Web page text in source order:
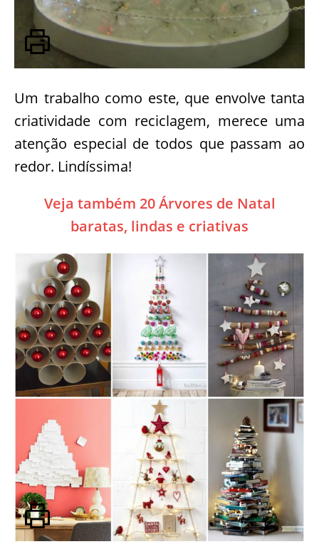
Um trabalho como este, que envolve tanta
criatividade com reciclagem, merece uma
atenção especial de todos que passam ao
redor. Lindíssima!
Veja também 20 Árvores de Natal
baratas, lindas e criativas